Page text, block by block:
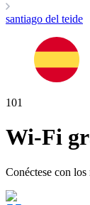
santiago del teide
101
Wi-Fi
Conéctese con